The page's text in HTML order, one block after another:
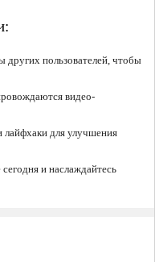
других пользователей, чтобы
видео-
лайфхаки для улучшения
и наслаждайтесь